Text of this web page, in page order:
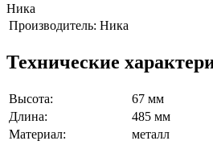
Ника
Производитель: Ника
Технические
Высота:
67 мм
Длина:
485 мм
Материал:
металл